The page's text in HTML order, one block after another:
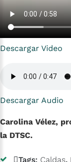
Descargar Video
Descargar Audio
Carolina Vélez,
la DTSC.
Tags: Caldas,